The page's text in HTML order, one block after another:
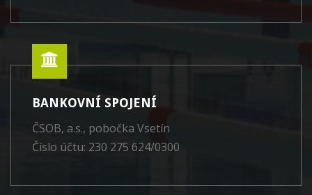
BANKOVNÍ SPOJENÍ
ČSOB, a.s., pobočka Vsetín
Číslo účtu: 230 275 624/0300